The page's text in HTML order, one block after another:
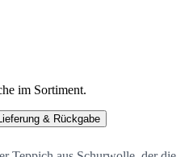
im Sortiment.
Lieferung & Rückgabe